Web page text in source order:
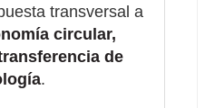
transversal a
circular,
de
.